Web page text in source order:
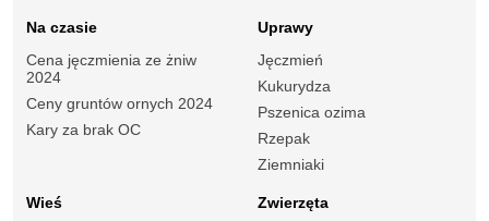
Na czasie
Cena jęczmienia ze żniw
2024
Ceny gruntów ornych 2024
Kary za brak OC
Uprawy
Jęczmień
Kukurydza
Pszenica ozima
Rzepak
Ziemniaki
Wieś
Zwierzęta